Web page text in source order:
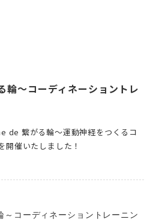
～コーディネーショントレ
de 繋がる輪～運動神経をつくるコ
開催いたしました！